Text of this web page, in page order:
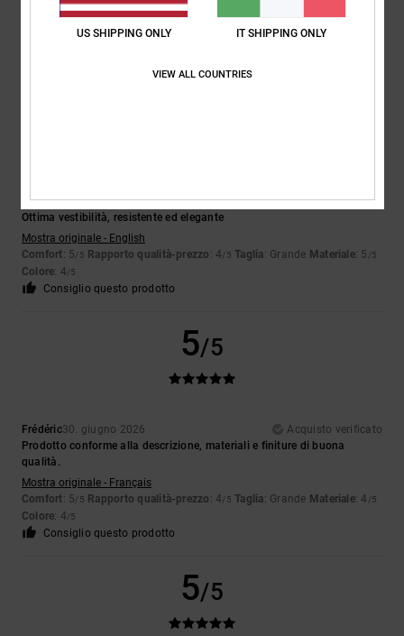
Mostra originale - Français
Rapporto qualità-prezzo Taglia: Taglia perfetta
Colin4. luglio 2026
Acquisto verificato
Ottima vestibilità, resistente ed elegante
Mostra originale - English
Comfort: 5/5 Rapporto qualità-prezzo : 4/5 Taglia: Grande Materiale: 5 /5
Colore: 4/5
Consiglio questo prodotto
5/5
Frédéric30. giugno 2026
Acquisto verificato
Prodotto conforme alla descrizione, materiali e finiture di buona
qualità.
Mostra originale - Français
Comfort: 5/5 Rapporto qualità-prezzo : 4/5 Taglia: Grande Materiale: 4 /5
Colore: 4/5
Consiglio questo prodotto
5/5
US SHIPPING ONLY IT SHIPPING ONLY
VIEW ALL COUNTRIES